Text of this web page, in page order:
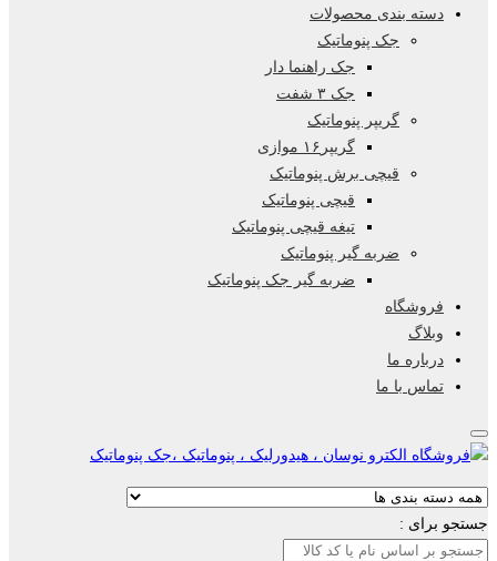
دسته بندی محصولات
جک پنوماتیک
جک راهنما دار
جک ۳ شفت
گریپر پنوماتیک
گریپر۱۶ موازی
قیچی برش پنوماتیک
قیچی پنوماتیک
تیغه قیچی پنوماتیک
ضربه گیر پنوماتیک
ضربه گیر جک پنوماتیک
فروشگاه
وبلاگ
درباره ما
تماس با ما
جستجو برای :